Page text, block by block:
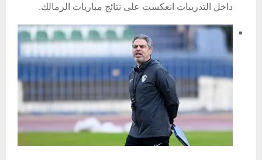
داخل التدريبات انعكست على نتائج مباريات الزمالك.